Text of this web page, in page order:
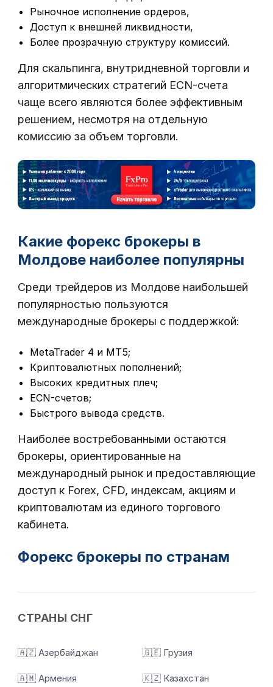
Рыночное исполнение ордеров,
Доступ к внешней ликвидности,
Более прозрачную структуру комиссий.
Для скальпинга, внутридневной торговли и
алгоритмических стратегий ECN-счета
чаще всего являются более эффективным
решением, несмотря на отдельную
комиссию за объем торговли.
Какие форекс брокеры в
Молдове наиболее популярны
Среди трейдеров из Молдове наибольшей
популярностью пользуются
международные брокеры с поддержкой:
MetaTrader 4 и MT5;
Криптовалютных пополнений;
Высоких кредитных плеч;
ECN-счетов;
Быстрого вывода средств.
Наиболее востребованными остаются
брокеры, ориентированные на
международный рынок и предоставляющие
доступ к Forex, CFD, индексам, акциям и
криптовалютам из единого торгового
кабинета.
Форекс брокеры по странам
СТРАНЫ СНГ
🇦🇿 Азербайджан
🇦🇲 Армения
🇬🇪 Грузия
🇰🇿 Казахстан